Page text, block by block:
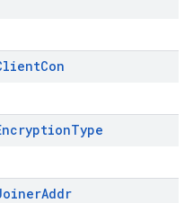
Con
Type
Addr